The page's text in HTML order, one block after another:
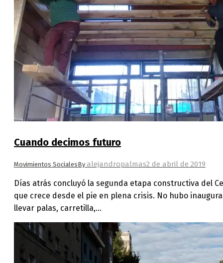
Cuando decimos futuro
Movimientos SocialesBy alejandropalmas2 de abril de 2019
Días atrás concluyó la segunda etapa constructiva del
que crece desde el pie en plena crisis. No hubo
llevar palas, carretilla,…